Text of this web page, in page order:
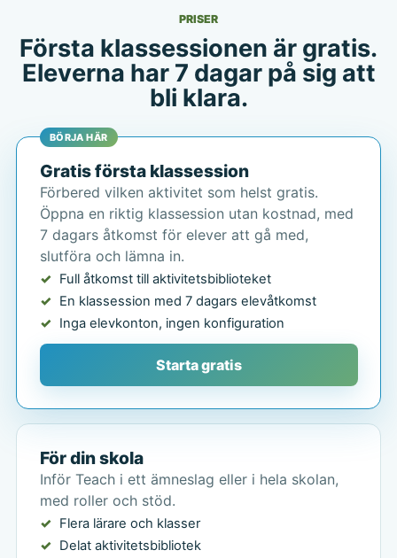
PRISER
Första klassessionen är gratis.
Eleverna har 7 dagar på sig att
bli klara.
BÖRJA HÄR
Gratis första klassession
Förbered vilken aktivitet som helst gratis.
Öppna en riktig klassession utan kostnad, med
7 dagars åtkomst för elever att gå med,
slutföra och lämna in.
Full åtkomst till aktivitetsbiblioteket
En klassession med 7 dagars elevåtkomst
Inga elevkonton, ingen konfiguration
Starta gratis
För din skola
Inför Teach i ett ämneslag eller i hela skolan,
med roller och stöd.
Flera lärare och klasser
Delat aktivitetsbibliotek